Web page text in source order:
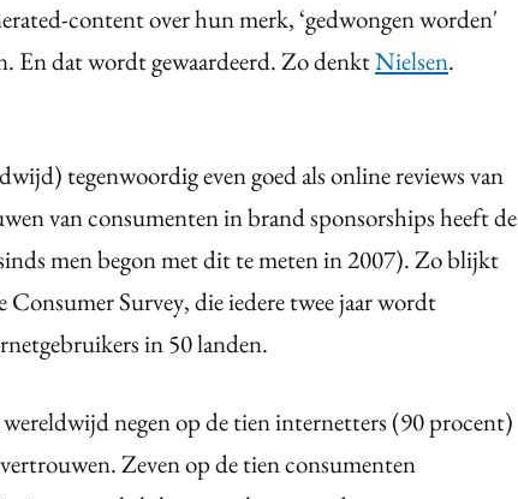
content over hun merk, ‘gedwongen worden'
En dat wordt gewaardeerd. Zo denktNielsen.
tegenwoordig even goed als online reviews van
van consumenten in brand sponsorships heeft de
men begon met dit te meten in 2007). Zo blijkt
Survey, die iedere twee jaar wordt
in 50 landen.
negen op de tien internetters (90 procent)
Zeven op de tien consumenten